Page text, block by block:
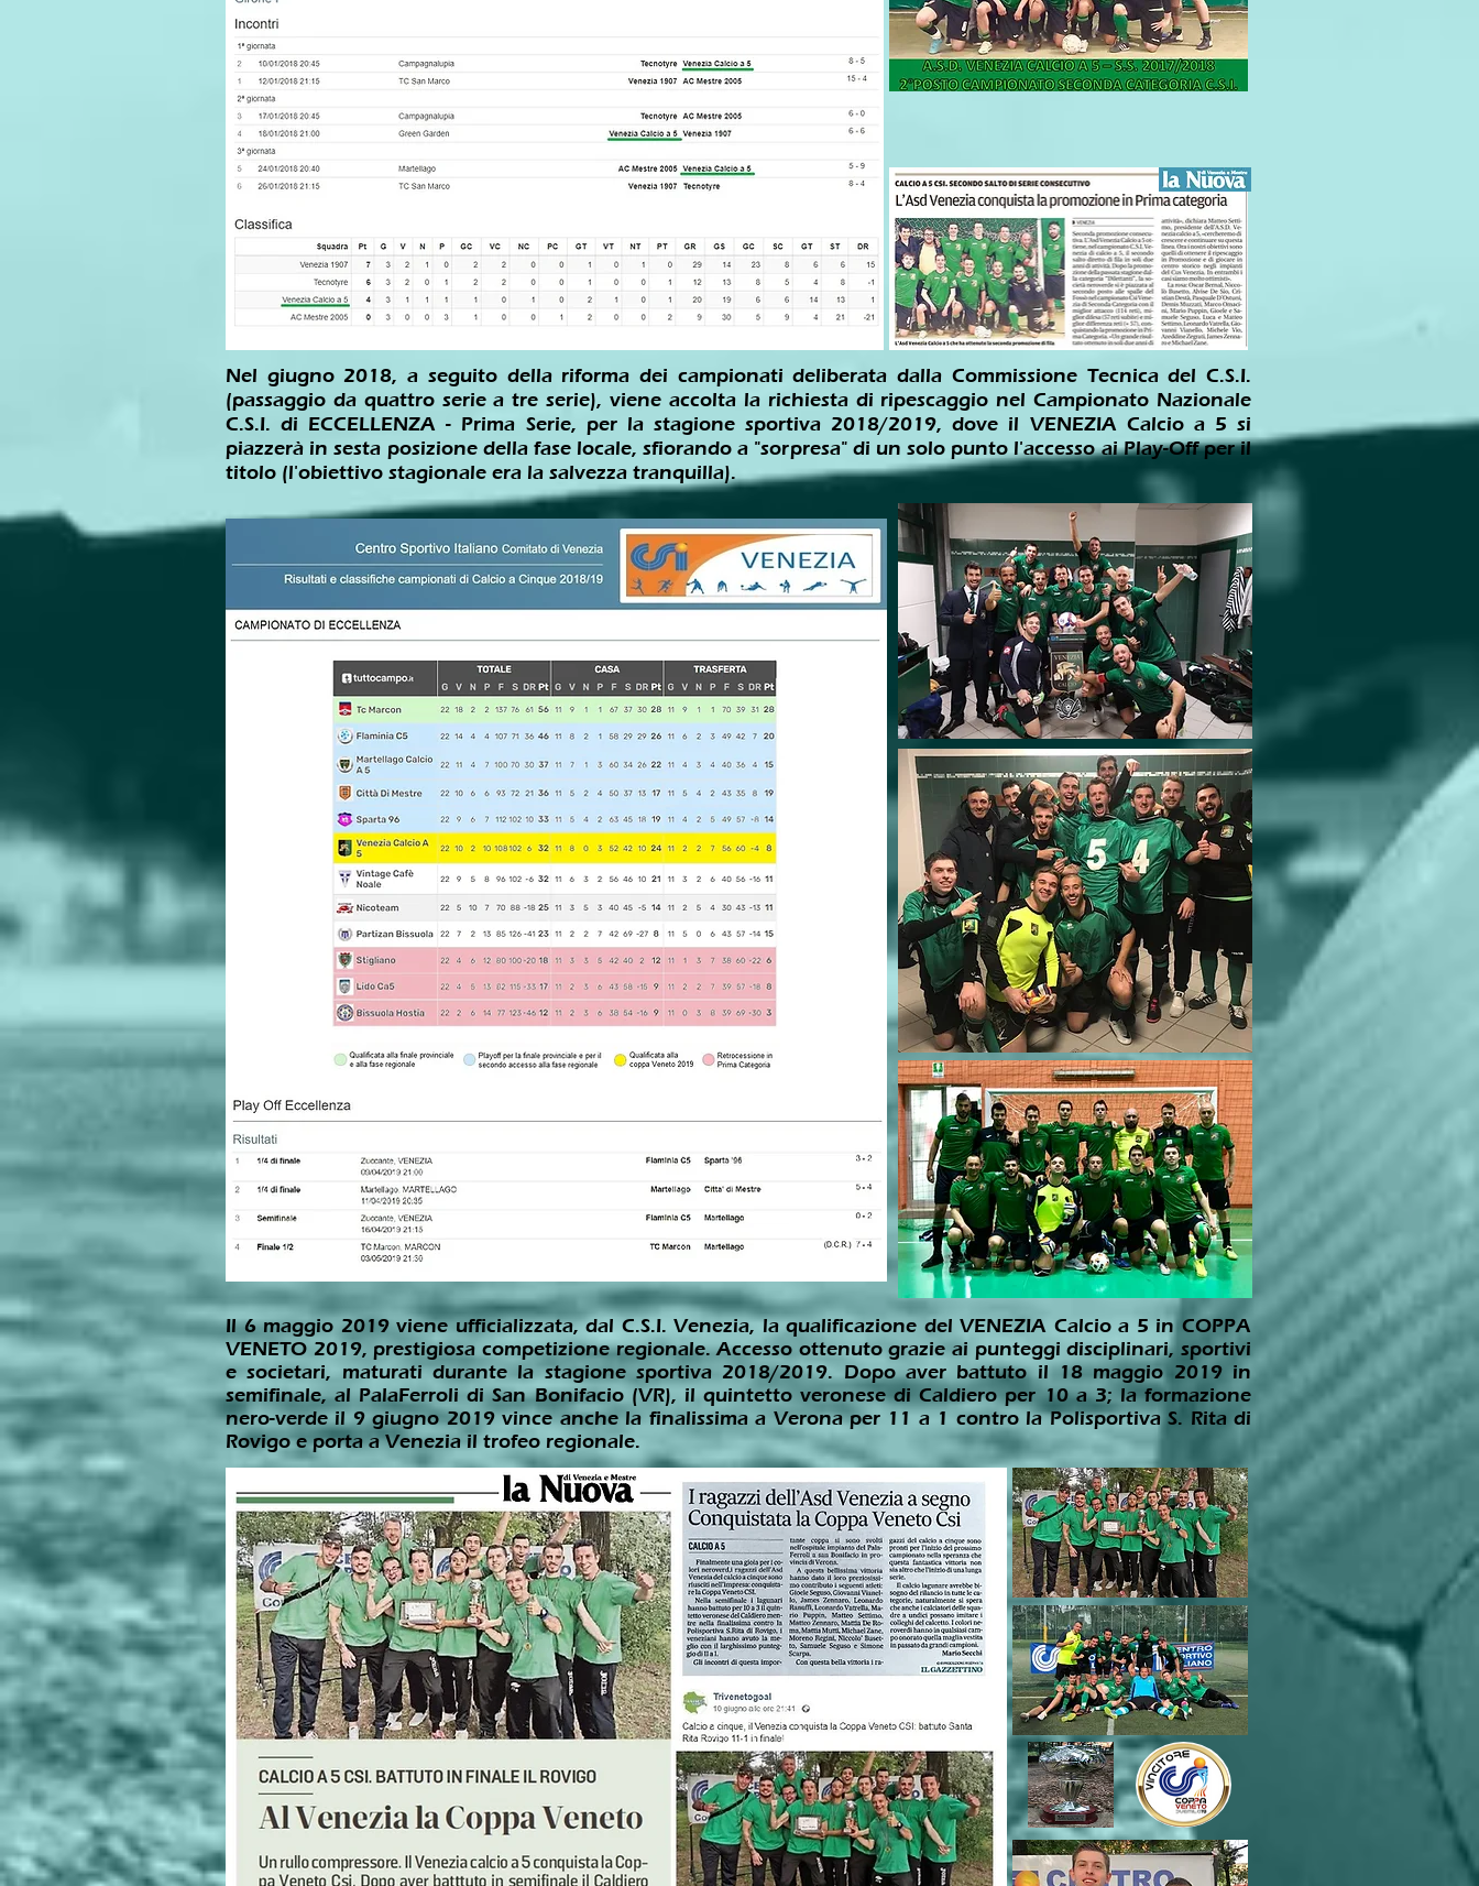
Nel giugno 2018, a seguito della riforma dei campionati deliberata dalla Commissione Tecnica del C.S.I.
(passaggio da quattro serie a tre serie), viene accolta la richiesta di ripescaggio nel Campionato Nazionale
C.S.I. di ECCELLENZA - Prima Serie, per la stagione sportiva 2018/2019, dove il VENEZIA Calcio a 5 si
piazzerà in sesta posizione della fase locale, sfiorando a "sorpresa" di un solo punto l'accesso ai Play-Off per il
titolo (l'obiettivo stagionale era la salvezza tranquilla).
Il 6 maggio 2019 viene ufficializzata, dal C.S.I. Venezia, la qualificazione del VENEZIA Calcio a 5 in COPPA
VENETO 2019, prestigiosa competizione regionale. Accesso ottenuto grazie ai punteggi disciplinari, sportivi
e societari, maturati durante la stagione sportiva 2018/2019. Dopo aver battuto il 18 maggio 2019 in
semifinale, al PalaFerroli di San Bonifacio (VR), il quintetto veronese di Caldiero per 10 a 3; la formazione
nero-verde il 9 giugno 2019 vince anche la finalissima a Verona per 11 a 1 contro la Polisportiva S. Rita di
Rovigo e porta a Venezia il trofeo regionale.